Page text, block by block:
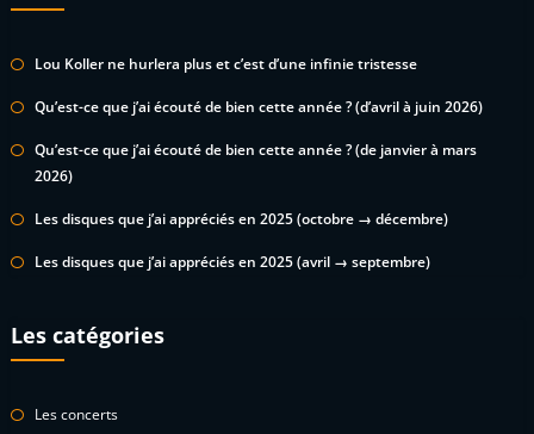
Lou Koller ne hurlera plus et c’est d’une infinie tristesse
Qu’est-ce que j’ai écouté de bien cette année ? (d’avril à juin 2026)
Qu’est-ce que j’ai écouté de bien cette année ? (de janvier à mars
2026)
Les disques que j’ai appréciés en 2025 (octobre → décembre)
Les disques que j’ai appréciés en 2025 (avril → septembre)
Les catégories
Les concerts